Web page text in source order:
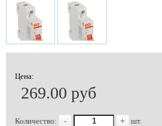
Цена:
269.00 руб
Количество: - + шт.